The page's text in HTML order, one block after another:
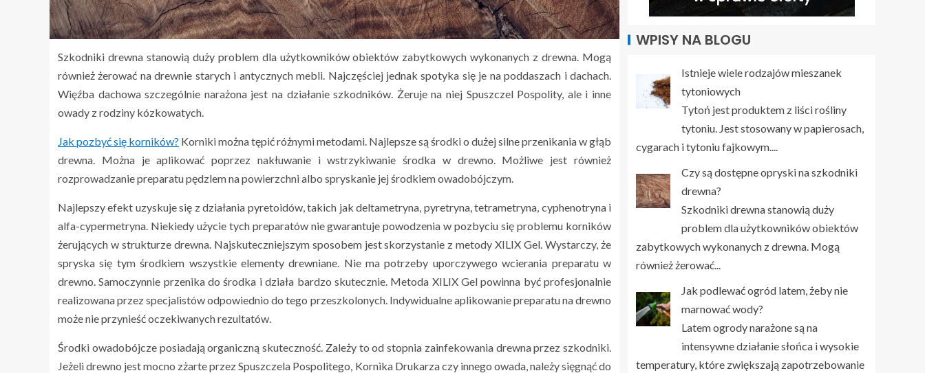
Szkodniki drewna stanowią duży problem dla użytkowników obiektów zabytkowych wykonanych z drewna. Mogą
również żerować na drewnie starych i antycznych mebli. Najczęściej jednak spotyka się je na poddaszach i dachach.
Więźba dachowa szczególnie narażona jest na działanie szkodników. Żeruje na niej Spuszczel Pospolity, ale i inne
owady z rodziny kózkowatych.
Jak pozbyć się korników? Korniki można tępić różnymi metodami. Najlepsze są środki o dużej silne przenikania w głąb
drewna. Można je aplikować poprzez nakłuwanie i wstrzykiwanie środka w drewno. Możliwe jest również
rozprowadzanie preparatu pędzlem na powierzchni albo spryskanie jej środkiem owadobójczym.
Najlepszy efekt uzyskuje się z działania pyretoidów, takich jak deltametryna, pyretryna, tetrametryna, cyphenotryna i
alfa-cypermetryna. Niekiedy użycie tych preparatów nie gwarantuje powodzenia w pozbyciu się problemu korników
żerujących w strukturze drewna. Najskuteczniejszym sposobem jest skorzystanie z metody XILIX Gel. Wystarczy, że
spryska się tym środkiem wszystkie elementy drewniane. Nie ma potrzeby uporczywego wcierania preparatu w
drewno. Samoczynnie przenika do środka i działa bardzo skutecznie. Metoda XILIX Gel powinna być profesjonalnie
realizowana przez specjalistów odpowiednio do tego przeszkolonych. Indywidualne aplikowanie preparatu na drewno
może nie przynieść oczekiwanych rezultatów.
Środki owadobójcze posiadają organiczną skuteczność. Zależy to od stopnia zainfekowania drewna przez szkodniki.
Jeżeli drewno jest mocno zżarte przez Spuszczela Pospolitego, Kornika Drukarza czy innego owada, należy sięgnąć do
WPISY NA BLOGU
Istnieje wiele rodzajów mieszanek
tytoniowych
Tytoń jest produktem z liści rośliny
tytoniu. Jest stosowany w papierosach,
cygarach i tytoniu fajkowym....
Czy są dostępne opryski na szkodniki
drewna?
Szkodniki drewna stanowią duży
problem dla użytkowników obiektów
zabytkowych wykonanych z drewna. Mogą
również żerować...
Jak podlewać ogród latem, żeby nie
marnować wody?
Latem ogrody narażone są na
intensywne działanie słońca i wysokie
temperatury, które zwiększają zapotrzebowanie